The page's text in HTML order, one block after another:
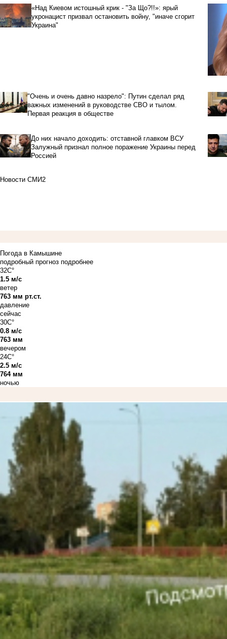
«Над Киевом истошный крик - "За Що?!!»: ярый
укронацист призвал остановить войну, "иначе сгорит
Украина"
"Очень и очень давно назрело": Путин сделал ряд
важных изменений в руководстве СВО и тылом.
Первая реакция в обществе
До них начало доходить: отставной главком ВСУ
Залужный признал полное поражение Украины перед
Россией
Новости СМИ2
Погода в Камышине
подробный прогноз подробнее
32C°
1.5 м/с
ветер
763 мм рт.ст.
давление
сейчас
30C°
0.8 м/с
763 мм
вечером
24C°
2.5 м/с
764 мм
ночью